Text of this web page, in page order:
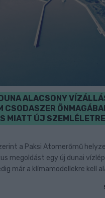
ALACSONY
CSODASZER
MIATT ÚJ SZEMLÉLETRE
a Paksi Atomerőmű
megoldást egy új dunai
már a klímamodellekre kell